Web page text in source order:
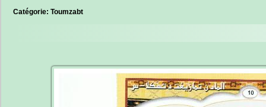
Catégorie: Toumzabt